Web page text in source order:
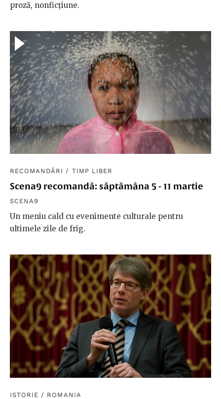
proză, nonficțiune.
RECOMANDĂRI / TIMP LIBER
Scena9 recomandă: săptămâna 5 - 11 martie
SCENA9
Un meniu cald cu evenimente culturale pentru
ultimele zile de frig.
ISTORIE / ROMANIA